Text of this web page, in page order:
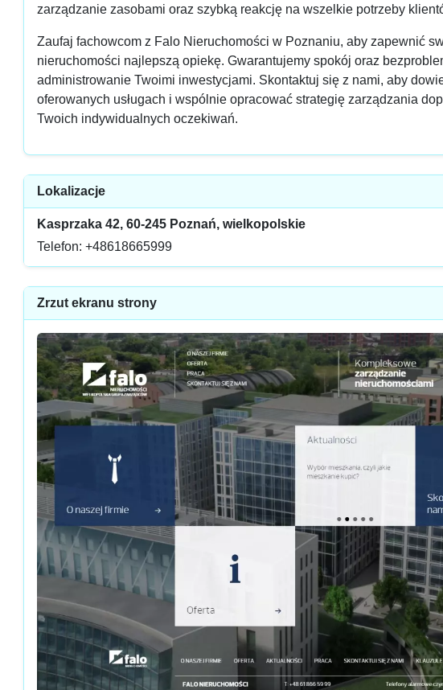
zarządzanie zasobami oraz szybką reakcję na wszelkie potrzeby
Zaufaj fachowcom z Falo Nieruchomości w Poznaniu, aby zapewnić
nieruchomości najlepszą opiekę. Gwarantujemy spokój oraz
administrowanie Twoimi inwestycjami. Skontaktuj się z nami, aby
oferowanych usługach i wspólnie opracować strategię zarządzania
Twoich indywidualnych oczekiwań.
Lokalizacje
Kasprzaka 42, 60-245 Poznań, wielkopolskie
Telefon: +48618665999
Zrzut ekranu strony